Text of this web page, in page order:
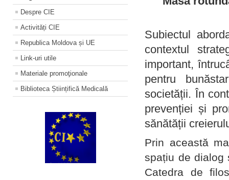
Despre CIE
Activități CIE
Republica Moldova și UE
Link-uri utile
Materiale promoţionale
Biblioteca Științifică Medicală
Subiectul
contextul
important,
pentru
societății. În
prevenției și
sănătății
Prin această
spațiu de dialog
Catedra de